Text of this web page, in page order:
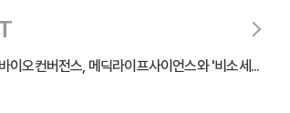
이오컨버전스, 메딕라이프사이언스와 '비소세...